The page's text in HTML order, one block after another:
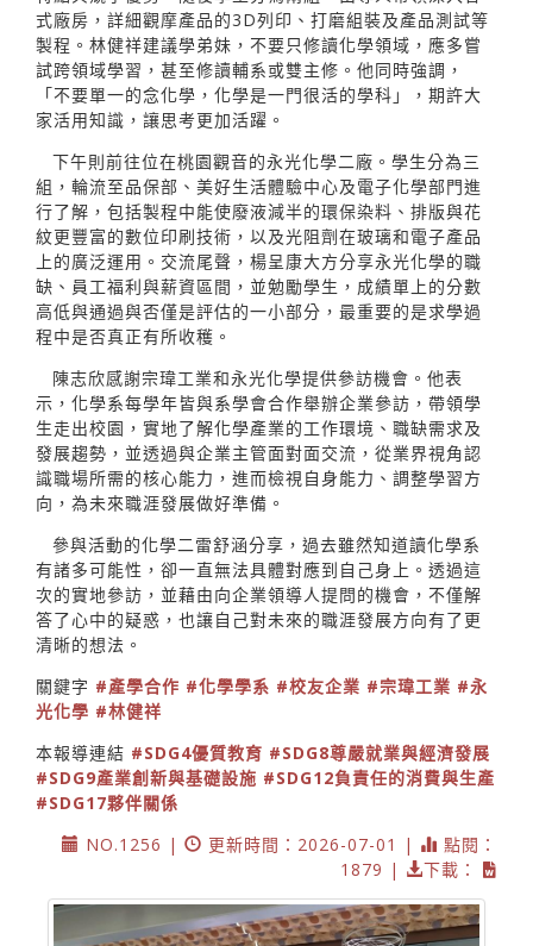
式廠房，詳細觀摩產品的3D列印、打磨組裝及產品測試等
製程。林健祥建議學弟妹，不要只修讀化學領域，應多嘗
試跨領域學習，甚至修讀輔系或雙主修。他同時強調，
「不要單一的念化學，化學是一門很活的學科」，期許大
家活用知識，讓思考更加活躍。
下午則前往位在桃園觀音的永光化學二廠。學生分為三
組，輪流至品保部、美好生活體驗中心及電子化學部門進
行了解，包括製程中能使廢液減半的環保染料、排版與花
紋更豐富的數位印刷技術，以及光阻劑在玻璃和電子產品
上的廣泛運用。交流尾聲，楊呈康大方分享永光化學的職
缺、員工福利與薪資區間，並勉勵學生，成績單上的分數
高低與通過與否僅是評估的一小部分，最重要的是求學過
程中是否真正有所收穫。
陳志欣感謝宗瑋工業和永光化學提供參訪機會。他表
示，化學系每學年皆與系學會合作舉辦企業參訪，帶領學
生走出校園，實地了解化學產業的工作環境、職缺需求及
發展趨勢，並透過與企業主管面對面交流，從業界視角認
識職場所需的核心能力，進而檢視自身能力、調整學習方
向，為未來職涯發展做好準備。
參與活動的化學二雷舒涵分享，過去雖然知道讀化學系
有諸多可能性，卻一直無法具體對應到自己身上。透過這
次的實地參訪，並藉由向企業領導人提問的機會，不僅解
答了心中的疑惑，也讓自己對未來的職涯發展方向有了更
清晰的想法。
關鍵字 #產學合作 #化學學系 #校友企業 #宗瑋工業 #永
光化學 #林健祥
本報導連結 #SDG4優質教育 #SDG8尊嚴就業與經濟發展
#SDG9產業創新與基礎設施 #SDG12負責任的消費與生產
#SDG17夥伴關係
NO.1256 |
更新時間：2026-07-01 |
點閱：
1879 |
下載：